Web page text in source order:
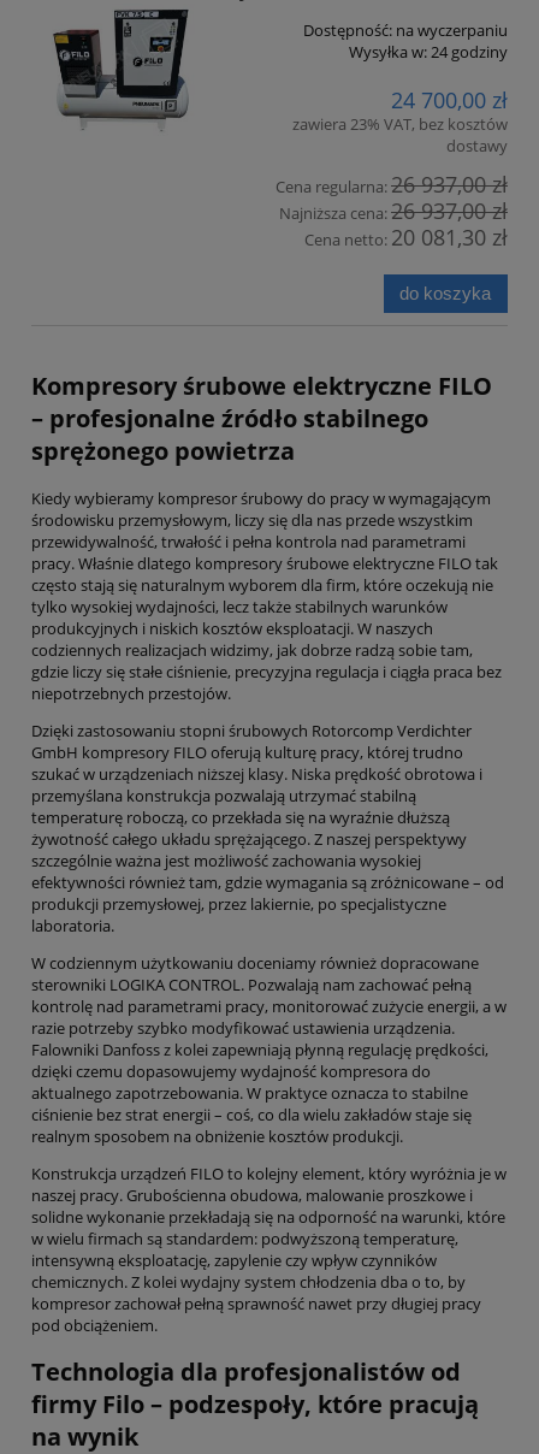
Dostępność: na wyczerpaniu
Wysyłka w:24 godziny
24 700,00 zł
zawiera 23% VAT, bez kosztów
dostawy
Cena regularna:26 937,00 zł
Najniższa cena:26 937,00 zł
Cena netto: 20 081,30 zł
do koszyka
Kompresory śrubowe elektryczne FILO
– profesjonalne źródło stabilnego
sprężonego powietrza
Kiedy wybieramy kompresor śrubowy do pracy w wymagającym
środowisku przemysłowym, liczy się dla nas przede wszystkim
przewidywalność, trwałość i pełna kontrola nad parametrami
pracy. Właśnie dlatego kompresory śrubowe elektryczne FILO tak
często stają się naturalnym wyborem dla firm, które oczekują nie
tylko wysokiej wydajności, lecz także stabilnych warunków
produkcyjnych i niskich kosztów eksploatacji. W naszych
codziennych realizacjach widzimy, jak dobrze radzą sobie tam,
gdzie liczy się stałe ciśnienie, precyzyjna regulacja i ciągła praca bez
niepotrzebnych przestojów.
Dzięki zastosowaniu stopni śrubowych Rotorcomp Verdichter
GmbH kompresory FILO oferują kulturę pracy, której trudno
szukać w urządzeniach niższej klasy. Niska prędkość obrotowa i
przemyślana konstrukcja pozwalają utrzymać stabilną
temperaturę roboczą, co przekłada się na wyraźnie dłuższą
żywotność całego układu sprężającego. Z naszej perspektywy
szczególnie ważna jest możliwość zachowania wysokiej
efektywności również tam, gdzie wymagania są zróżnicowane – od
produkcji przemysłowej, przez lakiernie, po specjalistyczne
laboratoria.
W codziennym użytkowaniu doceniamy również dopracowane
sterowniki LOGIKA CONTROL. Pozwalają nam zachować pełną
kontrolę nad parametrami pracy, monitorować zużycie energii, a w
razie potrzeby szybko modyfikować ustawienia urządzenia.
Falowniki Danfoss z kolei zapewniają płynną regulację prędkości,
dzięki czemu dopasowujemy wydajność kompresora do
aktualnego zapotrzebowania. W praktyce oznacza to stabilne
ciśnienie bez strat energii – coś, co dla wielu zakładów staje się
realnym sposobem na obniżenie kosztów produkcji.
Konstrukcja urządzeń FILO to kolejny element, który wyróżnia je w
naszej pracy. Grubościenna obudowa, malowanie proszkowe i
solidne wykonanie przekładają się na odporność na warunki, które
w wielu firmach są standardem: podwyższoną temperaturę,
intensywną eksploatację, zapylenie czy wpływ czynników
chemicznych. Z kolei wydajny system chłodzenia dba o to, by
kompresor zachował pełną sprawność nawet przy długiej pracy
pod obciążeniem.
Technologia dla profesjonalistów od
firmy Filo – podzespoły, które pracują
na wynik